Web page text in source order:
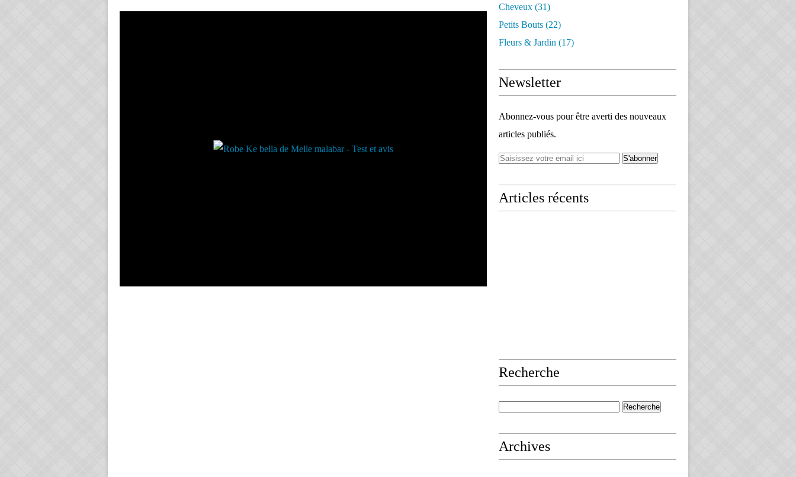
Cheveux (31)
Petits Bouts (22)
Fleurs & Jardin (17)
Newsletter
Abonnez-vous pour être averti des nouveaux
articles publiés.
Articles récents
Recherche
Archives